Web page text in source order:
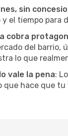
sin
y el tiempo para
cobra
del barrio,
lo que
vale la pena:
que hace que